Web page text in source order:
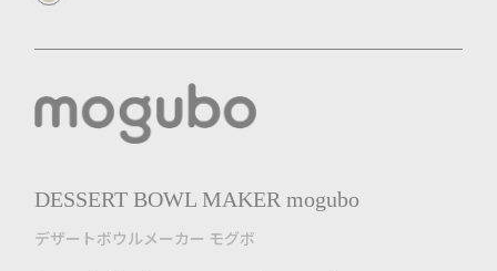
DESSERT BOWL MAKER mogubo
デザートボウルメーカー モグボ